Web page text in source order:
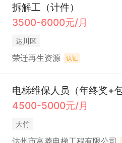
拆解工（计件）
3500-6000元/月
达川区
荣迁再生资源 认证
4500-5000元/月
大竹